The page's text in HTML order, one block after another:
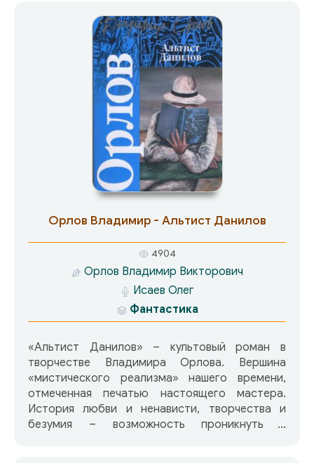
Орлов Владимир - Альтист Данилов
4904
Орлов Владимир Викторович
Исаев Олег
Фантастика
«Альтист Данилов» – культовый роман в
творчестве Владимира Орлова. Вершина
«мистического реализма» нашего времени,
отмеченная печатью настоящего мастера.
История любви и ненависти, творчества и
безумия – возможность проникнуть в